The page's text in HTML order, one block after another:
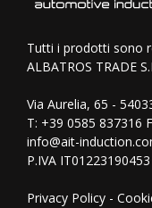
Tutti i prodotti sono
ALBATROS TRADE
Via Aurelia, 65 -
T: +39 0585 837316
info@ait-
P.IVA IT01223190453
Privacy Policy -